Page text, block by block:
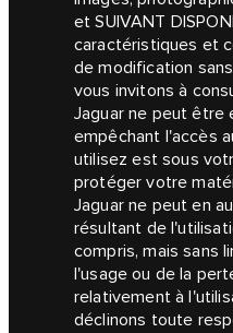
et SUIVANT
caractéristiques et
de modification
vous invitons à
Jaguar ne peut être
empêchant l'accès
utilisez est sous
protéger votre
Jaguar ne peut en
résultant de
compris, mais sans
l'usage ou de la
relativement à
déclinons toute